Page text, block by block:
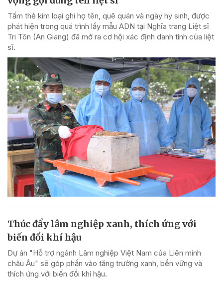
Tấm thẻ kim loại ghi họ tên, quê quán và ngày hy sinh, được
phát hiện trong quá trình lấy mẫu ADN tại Nghĩa trang Liệt sĩ
Tri Tôn (An Giang) đã mở ra cơ hội xác định danh tính của liệt
sĩ.
Thúc đẩy lâm nghiệp xanh, thích ứng với
biến đổi khí hậu
Dự án "Hỗ trợ ngành Lâm nghiệp Việt Nam của Liên minh
châu Âu" sẽ góp phần vào tăng trưởng xanh, bền vững và
thích ứng với biến đổi khí hậu.